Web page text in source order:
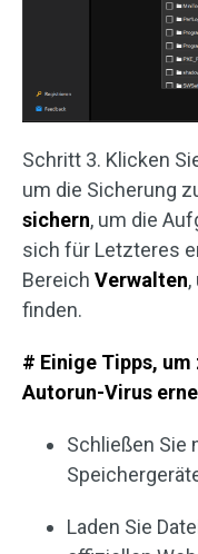
Schritt 3. Klicken
um die Sicherung
sichern, um die
sich für Letzteres
Bereich Verwalten
finden.
# Einige Tipps,
Autorun-Virus
Schließen Sie
Laden Sie